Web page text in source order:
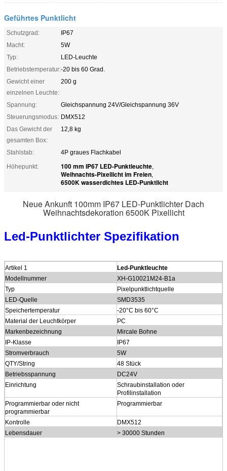
Geführtes Punktlicht
Schutzgrad:
IP67
Macht:
5W
Typ:
LED-Leuchte
Betriebstemperatur:-20 bis 60 Grad.
Gewicht einer
einzelnen Leuchte:
200 g
Spannung:
Gleichspannung 24V/Gleichspannung 36V
Steuerungsmodus: DMX512
Das Gewicht der
gesamten Box:
12,8 kg
Stahlstab:
4P graues Flachkabel
Höhepunkt:
100 mm IP67 LED-Punktleuchte,
Weihnachts-Pixellicht im Freien,
6500K wasserdichtes LED-Punktlicht
Neue Ankunft 100mm IP67 LED-Punktlichter Dach
Weihnachtsdekoration 6500K Pixellicht
Led-Punktlichter Spezifikation
Artikel 1
Led-Punktleuchte
Modellnummer
XH-G10021M24-B1a
Typ
Pixelpunktlichtquelle
LED-Quelle
SMD3535
Speichertemperatur
-20°C bis 60°C
Material der Leuchtkörper
PC
Markenbezeichnung
Mircale Bohne
IP-Klasse
IP67
Stromverbrauch
5W
QTY/String
48 Stück
Betriebsspannung
DC24V
Einrichtung
Schraubinstallation oder
Profilinstallation
Programmierbar oder nicht
programmierbar
Programmierbar
Kontrolle
DMX512
Lebensdauer
> 30000 Stunden